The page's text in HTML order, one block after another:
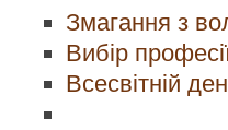
Змагання з
Вибір
Всесвітній